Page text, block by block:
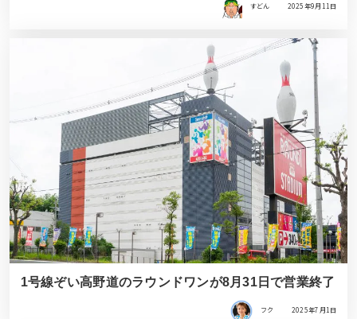
すどん 2025年9月11日
1号線ぞい高野道のラウンドワンが8月31日で営業終了
フク 2025年7月1日